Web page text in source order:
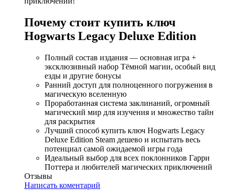
Почему стоит купить ключ
Hogwarts Legacy Deluxe Edition
Полный состав издания — основная игра +
эксклюзивный набор Тёмной магии, особый вид
езды и другие бонусы
Ранний доступ для полноценного погружения в
магическую вселенную
Проработанная система заклинаний, огромный
магический мир для изучения и множество тайн
для раскрытия
Лучший способ купить ключ Hogwarts Legacy
Deluxe Edition Steam дешево и испытать весь
потенциал самой ожидаемой игры года
Идеальный выбор для всех поклонников Гарри
Поттера и любителей магических приключений
Отзывы
Написать коментарий